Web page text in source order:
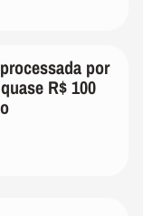
por
R$ 100